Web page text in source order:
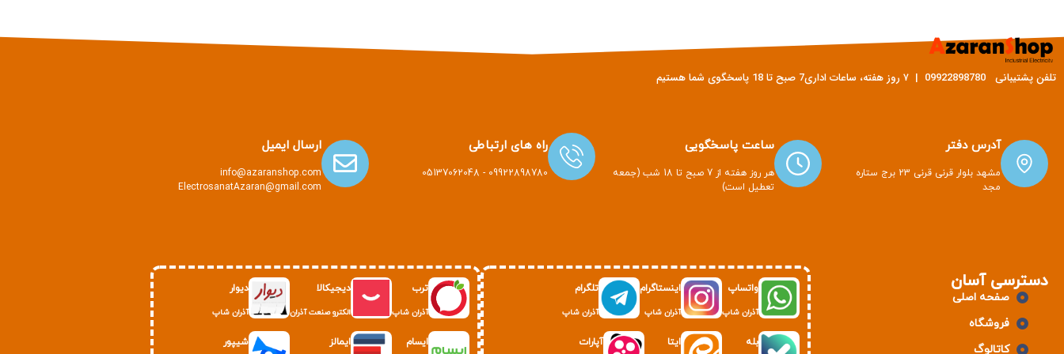
تلفن پشتیبانی 09922898780 | ۷ روز هفته، ساعات اداری7 صبح تا 18 پاسخگوی شما هستیم
آدرس دفتر
مشهد بلوار قرنی قرنی 23 برج ستاره
مجد
ساعت پاسخگویی
هر روز هفته از 7 صبح تا 18 شب (جمعه
تعطیل است)
راه های ارتباطی
09922898780 - 05137062048
ارسال ایمیل
info@azaranshop.com
ElectrosanatAzaran@gmail.com
دسترسی آسان
صفحه اصلی
فروشگاه
کاتالوگ
واتساپ
آذران شاپ
اینستاگرام
آذران شاپ
تلگرام
آذران شاپ
بله ایتا آپارات
ترب
آذران شاپ
دیجیکالا
الکترو صنعت آذران
دیوار
آذران شاپ
ایسام ایمالز شیپور